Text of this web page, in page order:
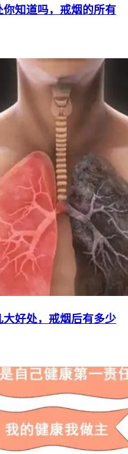
知道吗，戒烟的所有
好处，戒烟后有多少